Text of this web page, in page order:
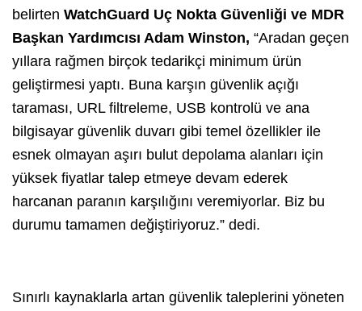
belirten WatchGuard Uç Nokta Güvenliği ve MDR
Başkan Yardımcısı Adam Winston, “Aradan geçen
yıllara rağmen birçok tedarikçi minimum ürün
geliştirmesi yaptı. Buna karşın güvenlik açığı
taraması, URL filtreleme, USB kontrolü ve ana
bilgisayar güvenlik duvarı gibi temel özellikler ile
esnek olmayan aşırı bulut depolama alanları için
yüksek fiyatlar talep etmeye devam ederek
harcanan paranın karşılığını veremiyorlar. Biz bu
durumu tamamen değiştiriyoruz.” dedi.
Sınırlı kaynaklarla artan güvenlik taleplerini yöneten